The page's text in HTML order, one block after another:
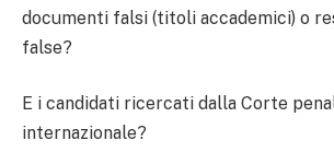
documenti falsi (titoli accademici) o
false?
E i candidati ricercati dalla Corte
internazionale?